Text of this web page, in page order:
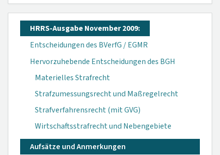
HRRS-Ausgabe November 2009:
Entscheidungen des BVerfG / EGMR
Hervorzuhebende Entscheidungen des BGH
Materielles Strafrecht
Strafzumessungsrecht und Maßregelrecht
Strafverfahrensrecht (mit GVG)
Wirtschaftsstrafrecht und Nebengebiete
Aufsätze und Anmerkungen